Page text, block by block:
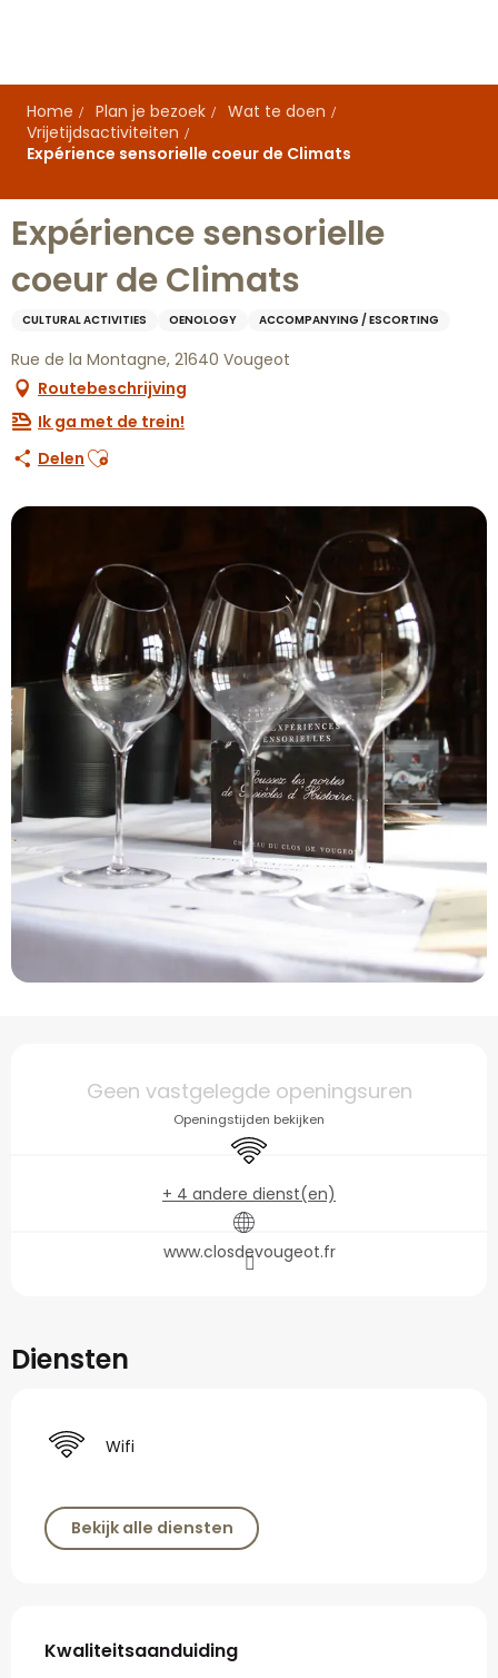
principal
Home
Plan je bezoek
Wat te doen
Vrijetijdsactiviteiten
Expérience sensorielle coeur de Climats
Expérience sensorielle
coeur de Climats
CULTURAL ACTIVITIES OENOLOGY ACCOMPANYING / ESCORTING
Rue de la Montagne, 21640 Vougeot
Routebeschrijving
Ik ga met de trein!
Delen Ajouter aux favoris
Openingstijden en
Geen vastgelegde openingsuren
Openingstijden bekijken
Wifi
+ 4 andere dienst(en)
www.closdevougeot.fr
Diensten
Wifi
Bekijk alle diensten
Dienstverlening
Kwaliteitsaanduiding
Kwaliteitsaanduiding